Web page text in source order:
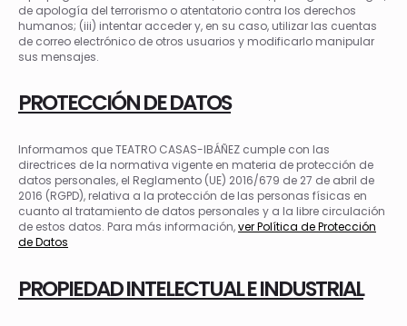
de apología del terrorismo o atentatorio contra los derechos
humanos; (iii) intentar acceder y, en su caso, utilizar las cuentas
de correo electrónico de otros usuarios y modificarlo manipular
sus mensajes.
PROTECCIÓN DE DATOS
Informamos que TEATRO CASAS-IBÁÑEZ cumple con las
directrices de la normativa vigente en materia de protección de
datos personales, el Reglamento (UE) 2016/679 de 27 de abril de
2016 (RGPD), relativa a la protección de las personas físicas en
cuanto al tratamiento de datos personales y a la libre circulación
de estos datos. Para más información,ver Política de Protección
de Datos
PROPIEDAD INTELECTUAL E INDUSTRIAL